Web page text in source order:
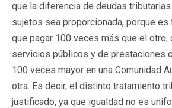
que la diferencia de deudas
sujetos sea proporcionada, porque es
que pagar 100 veces más que el otro,
servicios públicos y de prestaciones
100 veces mayor en una Comunidad
otra. Es decir, el distinto tratamiento
justificado, ya que igualdad no es